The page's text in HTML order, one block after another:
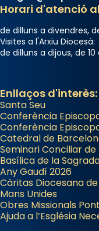
Santes a
Photo
Horari d'atenció
de dilluns a divendres,
Visites a l'Arxiu Diocesà:
de dilluns a dijous, de 10
Enllaços d'interès:
Santa Seu
Conferència
Conferència
Catedral de
Seminari Conciliar
Basílica de la
Any Gaudí 2026
Càritas Diocesana
Mans Unides
Obres Missionals
Ajuda a l’Església